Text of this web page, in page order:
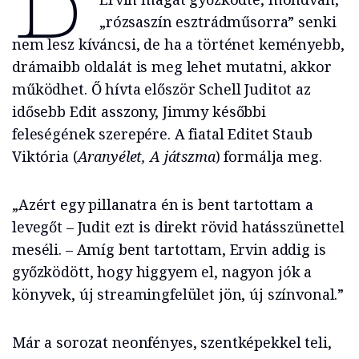
„rózsaszín esztrádműsorra” senki
nem lesz kíváncsi, de ha a történet keményebb,
drámaibb oldalát is meg lehet mutatni, akkor
működhet. Ő hívta először Schell Juditot az
idősebb Edit asszony, Jimmy későbbi
feleségének szerepére. A fiatal Editet Staub
Viktória (Aranyélet, A játszma) formálja meg.
„Azért egy pillanatra én is bent tartottam a
levegőt – Judit ezt is direkt rövid hatásszünettel
meséli. – Amíg bent tartottam, Ervin addig is
győzködött, hogy higgyem el, nagyon jók a
könyvek, új streamingfelület jön, új színvonal.”
Már a sorozat neonfényes, szentképekkel teli,